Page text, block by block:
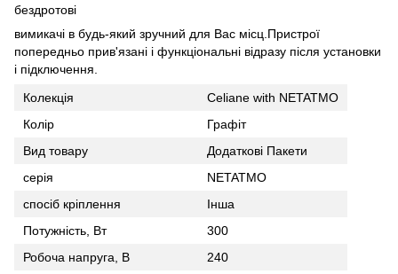
бездротові
вимикачі в будь-який зручний для Вас місц.Пристрої
попередньо прив'язані і функціональні відразу після установки
і підключення.
Колекція
Celiane with NETATMO
Колір
Графіт
Вид товару
Додаткові Пакети
серія
NETATMO
спосіб кріплення
Інша
Потужність, Вт
300
Робоча напруга, В
240